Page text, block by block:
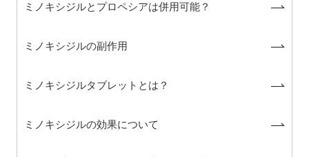
ミノキシジルとプロペシアは併用可能？
ミノキシジルの副作用
ミノキシジルタブレットとは？
ミノキシジルの効果について